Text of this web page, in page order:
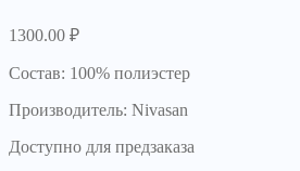
1300.00 ₽
Состав: 100% полиэстер
Производитель: Nivasan
Доступно для предзаказа